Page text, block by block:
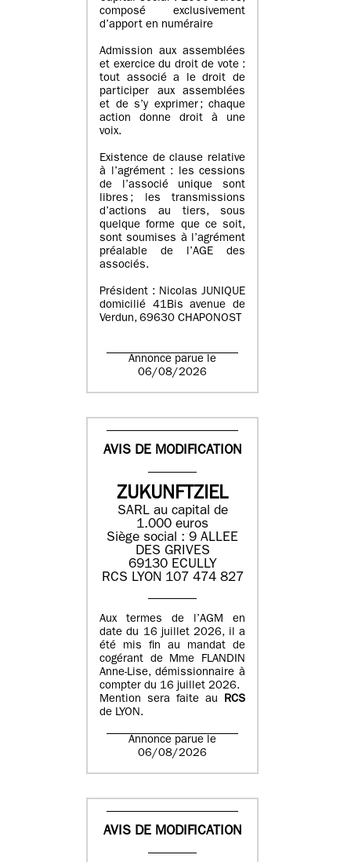
composé exclusivement
d’apport en numéraire
Admission aux assemblées
et exercice du droit de vote :
tout associé a le droit de
participer aux assemblées
et de s’y exprimer ; chaque
action donne droit à une
voix.
Existence de clause relative
à l’agrément : les cessions
de l’associé unique sont
libres ; les transmissions
d’actions au tiers, sous
quelque forme que ce soit,
sont soumises à l’agrément
préalable de l’AGE des
associés.
Président : Nicolas JUNIQUE
domicilié 41Bis avenue de
Verdun, 69630 CHAPONOST
Annonce parue le
06/08/2026
AVIS DE MODIFICATION
ZUKUNFTZIEL
SARL au capital de
1.000 euros
Siège social : 9 ALLEE
DES GRIVES
69130 ECULLY
RCS LYON 107 474 827
Aux termes de l’AGM en
date du 16 juillet 2026, il a
été mis fin au mandat de
cogérant de Mme FLANDIN
Anne-Lise, démissionnaire à
compter du 16 juillet 2026.
Mention sera faite au RCS
de LYON.
Annonce parue le
06/08/2026
AVIS DE MODIFICATION